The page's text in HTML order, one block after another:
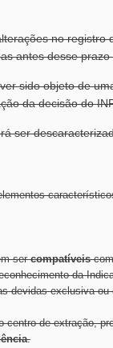
no
antes desse
sido objeto de
da decisão do
ser
sercompatíveiscom
da
devidas exclusiva
centro de extração,
.